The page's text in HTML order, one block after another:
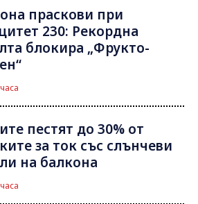
праскови при
230: Рекордна
блокира „Фрукто-
пестят до 30% от
за ток със слънчеви
на балкона